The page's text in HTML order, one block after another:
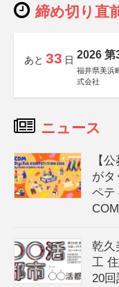
締め切り直
あと 33 日 2026 第
福井県美浜
式会社
ニュース
【
がタ
ペテ
乾久
工
20